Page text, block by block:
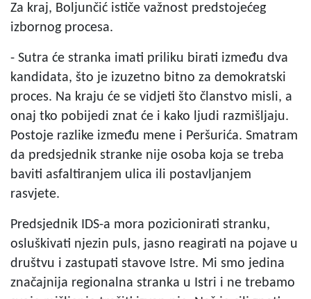
Za kraj, Boljunčić ističe važnost predstojećeg
izbornog procesa.
- Sutra će stranka imati priliku birati između dva
kandidata, što je izuzetno bitno za demokratski
proces. Na kraju će se vidjeti što članstvo misli, a
onaj tko pobijedi znat će i kako ljudi razmišljaju.
Postoje razlike između mene i Peršurića. Smatram
da predsjednik stranke nije osoba koja se treba
baviti asfaltiranjem ulica ili postavljanjem
rasvjete.
Predsjednik IDS-a mora pozicionirati stranku,
osluškivati njezin puls, jasno reagirati na pojave u
društvu i zastupati stavove Istre. Mi smo jedina
značajnija regionalna stranka u Istri i ne trebamo